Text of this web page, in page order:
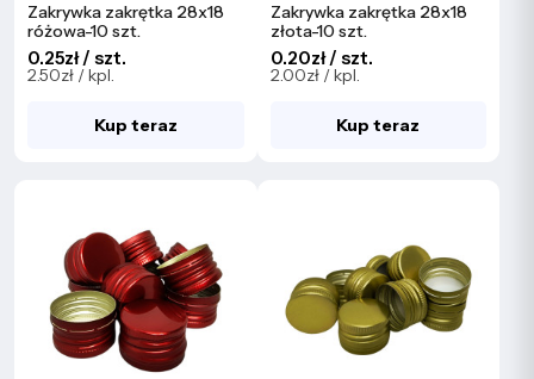
Zakrywka zakrętka 28x18
różowa-10 szt.
0.25zł / szt.
2.50zł / kpl.
Kup teraz
Zakrywka zakrętka 28x18
złota-10 szt.
0.20zł / szt.
2.00zł / kpl.
Kup teraz